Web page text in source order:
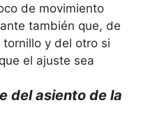
de movimiento
también que, de
y del otro si
el ajuste sea
del asiento de la